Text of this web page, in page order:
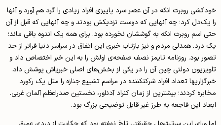
خودکشی روبرت انکه در آن عصر سرد پاییزی افراد زیادی را گرد ­هم آورد و آنها
را یک‌دل کرد؛ چه آنهایی که دوست نزدیکش بودند و چه آنهایی که قبل از آن
حتی اسم روبرت انکه به گوششان نخورده بود. برای همه یک اندوه باقی ماند؛
یک درد. همدلی مردم و نیز بازتاب خبری این اتفاق در سراسر دنیا فرا­­تر از حد
تصور بود. روزنامه تایمز نصف صفحه‌ی اولش را به این خبر اختصاص داد و
تلویزیون دولتی چین آن را در یکی از بخش‌های اصلی خبری­اش پوشش داد.
خبرگزاری­ها تعداد افراد شرکت­کننده در مراسم تشییع ­جنازه را مثل یک رکورد
مخابره کردند؛ بیشترین از زمان کنراد آدناور، نخستین صدراعظم آلمان غربی.
ابعاد این فاجعه به طرز غیر قابل توضیحی بزرگ بود.